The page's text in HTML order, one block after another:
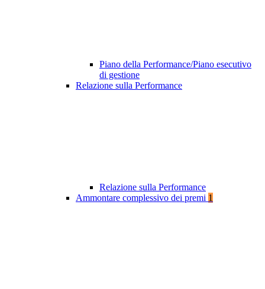
Piano della Performance/Piano esecutivo
di gestione
Relazione sulla Performance
Relazione sulla Performance
Ammontare complessivo dei premi 1